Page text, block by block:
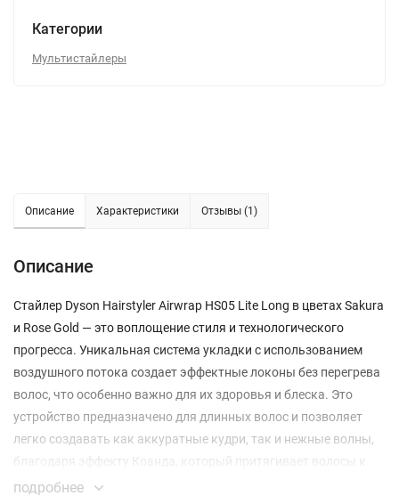
Категории
Мультистайлеры
Описание Характеристики Отзывы (1)
Описание
Стайлер Dyson Hairstyler Airwrap HS05 Lite Long в цветах Sakura
и Rose Gold — это воплощение стиля и технологического
прогресса. Уникальная система укладки с использованием
воздушного потока создает эффектные локоны без перегрева
волос, что особенно важно для их здоровья и блеска. Это
устройство предназначено для длинных волос и позволяет
легко создавать как аккуратные кудри, так и нежные волны,
благодаря эффекту Коанда, который притягивает волосы к
насадке.
подробнее